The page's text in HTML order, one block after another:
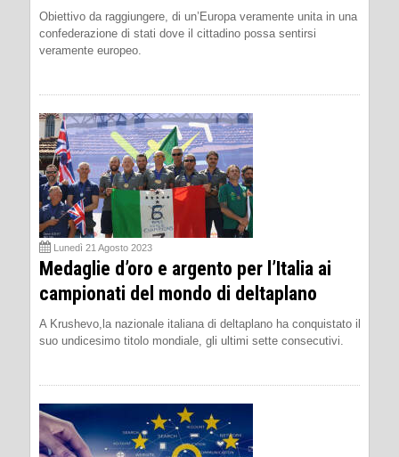
Obiettivo da raggiungere, di un’Europa veramente unita in una
confederazione di stati dove il cittadino possa sentirsi
veramente europeo.
Lunedì 21 Agosto 2023
Medaglie d’oro e argento per l’Italia ai
campionati del mondo di deltaplano
A Krushevo,la nazionale italiana di deltaplano ha conquistato il
suo undicesimo titolo mondiale, gli ultimi sette consecutivi.